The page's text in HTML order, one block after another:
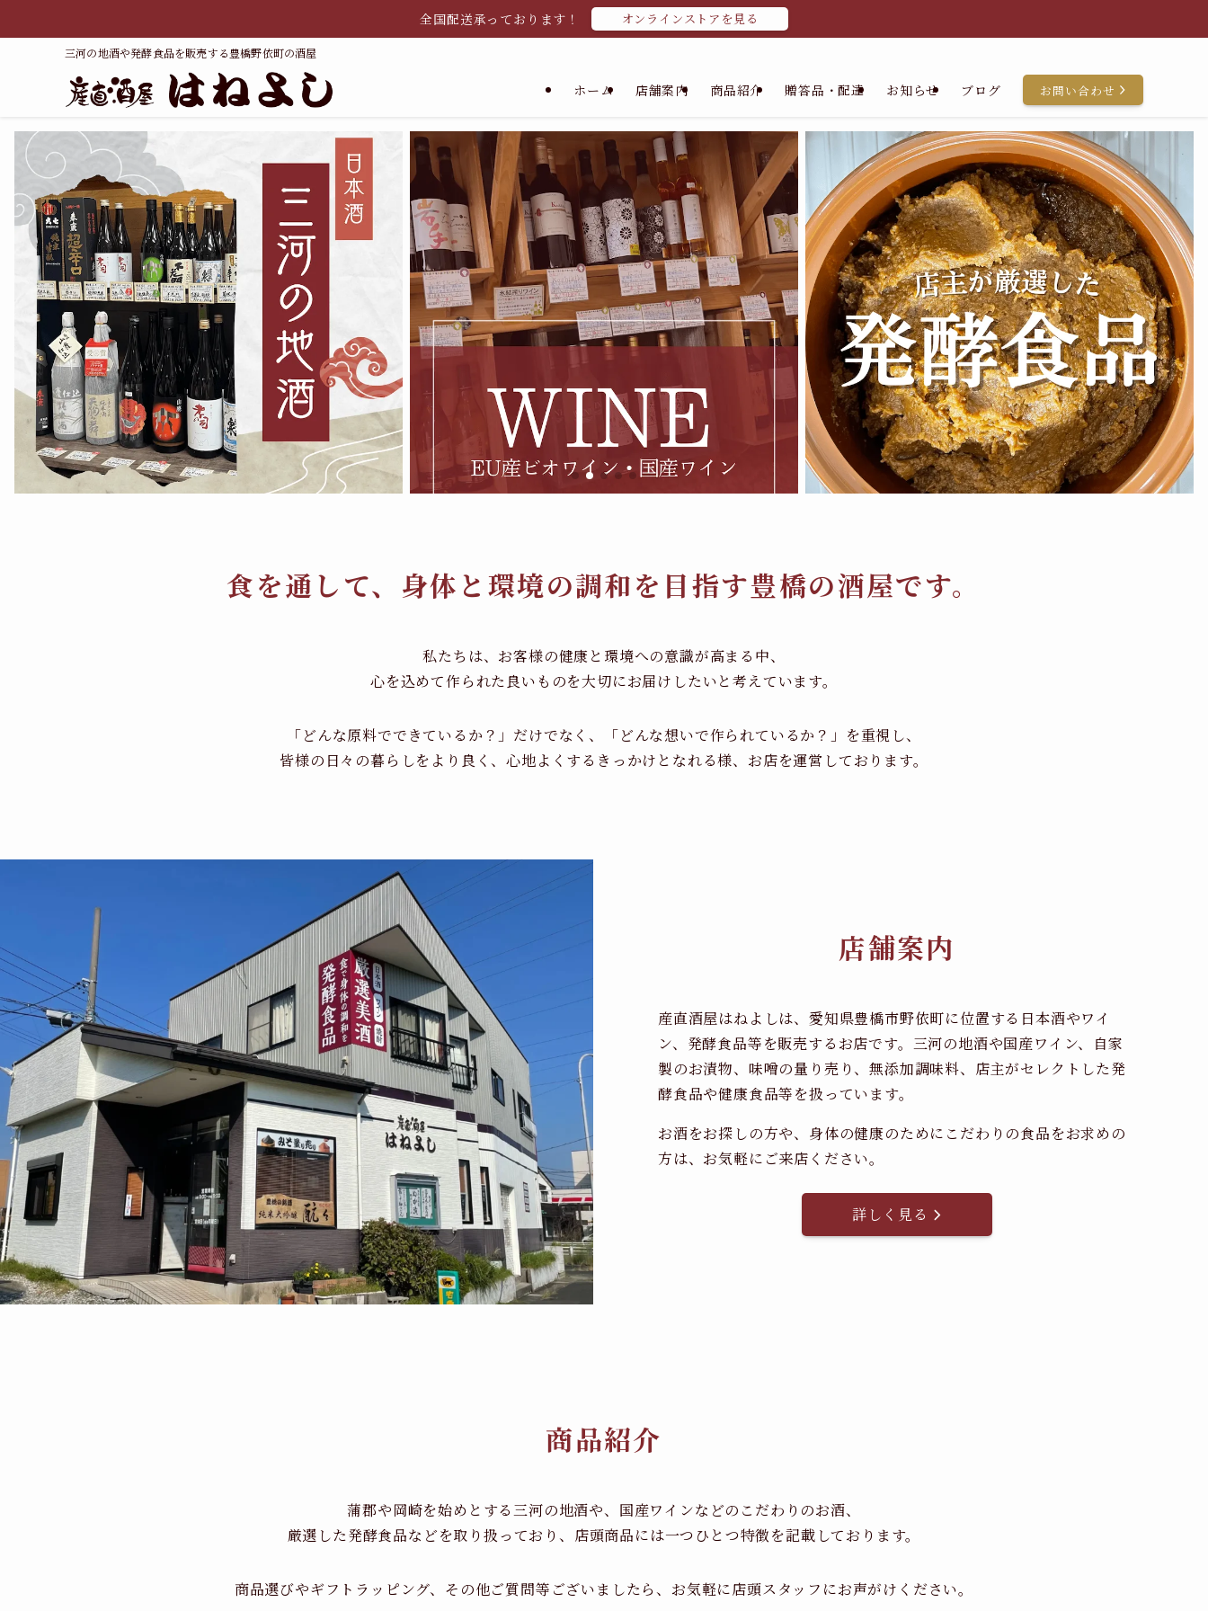
全国配送承っております！ オンラインストアを見る
三河の地酒や発酵食品を販売する豊橋野依町の酒屋
ホーム 店舗案内 商品紹介 贈答品・配達 お知らせ ブログ お問い合わせ
食を通して、身体と環境の調和を目指す豊橋の酒屋です。
私たちは、お客様の健康と環境への意識が高まる中、
心を込めて作られた良いものを大切にお届けしたいと考えています。
「どんな原料でできているか？」だけでなく、「どんな想いで作られているか？」を重視し、
皆様の日々の暮らしをより良く、心地よくするきっかけとなれる様、お店を運営しております。
店舗案内
産直酒屋はねよしは、愛知県豊橋市野依町に位置する日本酒やワイ
ン、発酵食品等を販売するお店です。三河の地酒や国産ワイン、自家
製のお漬物、味噌の量り売り、無添加調味料、店主がセレクトした発
酵食品や健康食品等を扱っています。
お酒をお探しの方や、身体の健康のためにこだわりの食品をお求めの
方は、お気軽にご来店ください。
詳しく見る
商品紹介
蒲郡や岡崎を始めとする三河の地酒や、国産ワインなどのこだわりのお酒、
厳選した発酵食品などを取り扱っており、店頭商品には一つひとつ特徴を記載しております。
商品選びやギフトラッピング、その他ご質問等ございましたら、お気軽に店頭スタッフにお声がけください。